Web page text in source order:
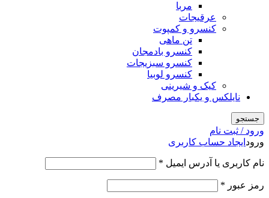
مربا
عرقیجات
کنسرو و کمپوت
تن ماهی
کنسرو بادمجان
کنسرو سبزیجات
کنسرو لوبیا
کیک و شیرینی
نایلکس و یکبار مصرف
جستجو
ورود / ثبت نام
ورود ایجاد حساب کاربری
نام کاربری یا آدرس ایمیل *
رمز عبور *